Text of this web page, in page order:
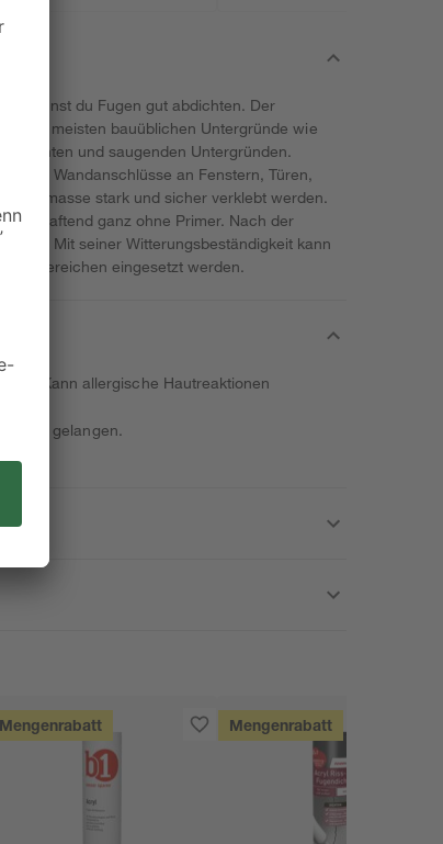
kannst du Fugen gut abdichten. Der
die meisten bauüblichen Untergründe wie
feuchten und saugenden Untergründen.
und Wandanschlüsse an Fenstern, Türen,
Dichtmasse stark und sicher verklebt werden.
ganz ohne Primer. Nach der
Mit seiner Witterungsbeständigkeit kann
eingesetzt werden.
Kann allergische Hautreaktionen
gelangen.
Mengenrabatt Mengenrabatt